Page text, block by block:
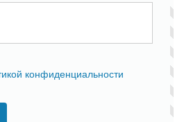
конфиденциальности